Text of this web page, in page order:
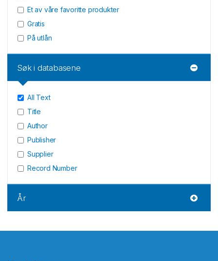
Et av våre favoritte produkter
Gratis
På utlån
Søk i databasene
All Text
Title
Author
Publisher
Supplier
Record Number
År